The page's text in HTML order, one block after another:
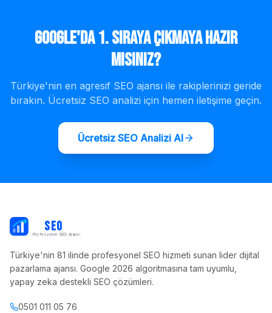
Google'da 1. Sıraya Çıkmaya Hazır
mısınız?
Türkiye'nin en agresif SEO ajansı ile rakiplerinizi geride
bırakın. Ücretsiz SEO analizi için hemen iletişime geçin.
Ücretsiz SEO Analizi Al
SEO
Profesyonel SEO Ajansı
Türkiye'nin 81 ilinde profesyonel SEO hizmeti sunan lider dijital
pazarlama ajansı. Google 2026 algoritmasına tam uyumlu,
yapay zeka destekli SEO çözümleri.
0501 011 05 76